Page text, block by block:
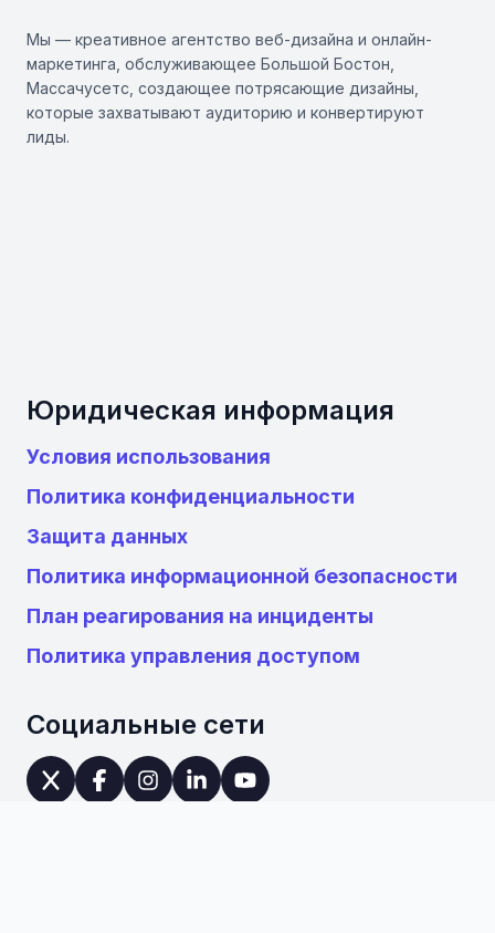
Мы — креативное агентство веб-дизайна и онлайн-
маркетинга, обслуживающее Большой Бостон,
Массачусетс, создающее потрясающие дизайны,
которые захватывают аудиторию и конвертируют
лиды.
Юридическая информация
Условия использования
Политика конфиденциальности
Защита данных
Политика информационной безопасности
План реагирования на инциденты
Политика управления доступом
Социальные сети